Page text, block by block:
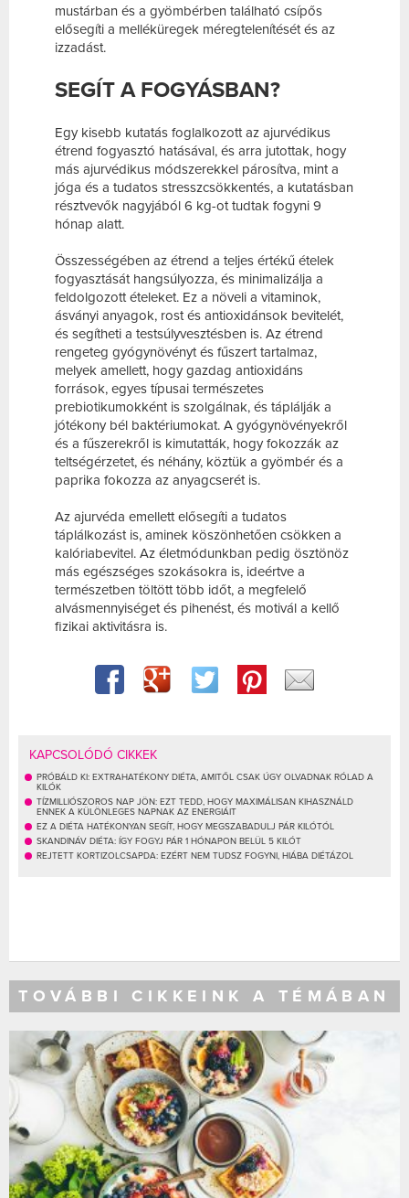
mustárban és a gyömbérben található csípős
elősegíti a melléküregek méregtelenítését és az
izzadást.
SEGÍT A FOGYÁSBAN?
Egy kisebb kutatás foglalkozott az ajurvédikus
étrend fogyasztó hatásával, és arra jutottak, hogy
más ajurvédikus módszerekkel párosítva, mint a
jóga és a tudatos stresszcsökkentés, a kutatásban
résztvevők nagyjából 6 kg-ot tudtak fogyni 9
hónap alatt.
Összességében az étrend a teljes értékű ételek
fogyasztását hangsúlyozza, és minimalizálja a
feldolgozott ételeket. Ez a növeli a vitaminok,
ásványi anyagok, rost és antioxidánsok bevitelét,
és segítheti a testsúlyvesztésben is. Az étrend
rengeteg gyógynövényt és fűszert tartalmaz,
melyek amellett, hogy gazdag antioxidáns
források, egyes típusai természetes
prebiotikumokként is szolgálnak, és táplálják a
jótékony bél baktériumokat. A gyógynövényekről
és a fűszerekről is kimutatták, hogy fokozzák az
teltségérzetet, és néhány, köztük a gyömbér és a
paprika fokozza az anyagcserét is.
Az ajurvéda emellett elősegíti a tudatos
táplálkozást is, aminek köszönhetően csökken a
kalóriabevitel. Az életmódunkban pedig ösztönöz
más egészséges szokásokra is, ideértve a
természetben töltött több időt, a megfelelő
alvásmennyiséget és pihenést, és motivál a kellő
fizikai aktivitásra is.
KAPCSOLÓDÓ CIKKEK
PRÓBÁLD KI: EXTRAHATÉKONY DIÉTA, AMITŐL CSAK ÚGY OLVADNAK RÓLAD A
KILÓK
TÍZMILLIÓSZOROS NAP JÖN: EZT TEDD, HOGY MAXIMÁLISAN KIHASZNÁLD
ENNEK A KÜLÖNLEGES NAPNAK AZ ENERGIÁIT
EZ A DIÉTA HATÉKONYAN SEGÍT, HOGY MEGSZABADULJ PÁR KILÓTÓL
SKANDINÁV DIÉTA: ÍGY FOGYJ PÁR 1 HÓNAPON BELÜL 5 KILÓT
REJTETT KORTIZOLCSAPDA: EZÉRT NEM TUDSZ FOGYNI, HIÁBA DIÉTÁZOL
TOVÁBBI CIKKEINK A TÉMÁBAN